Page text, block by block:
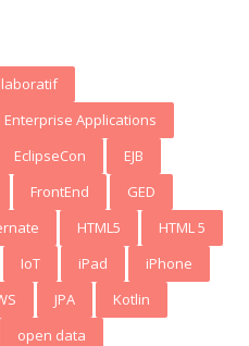
Enterprise Applications
EclipseCon
EJB
FrontEnd
GED
HTML5
HTML 5
IoT iPad
iPhone
JPA
Kotlin
open data